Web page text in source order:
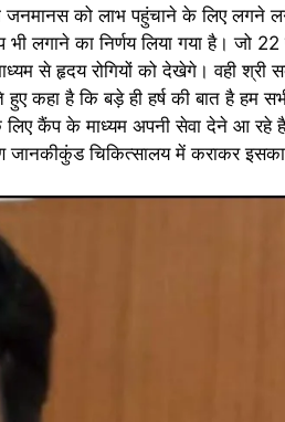
जनमानस को लाभ पहुंचाने के लिए लगने
लगाने का निर्णय लिया गया है। जो 22
से हृदय रोगियों को देखेगे। वही श्री
कहा है कि बड़े ही हर्ष की बात है हम
लिए कैंप के माध्यम अपनी सेवा देने आ रहे है
चिकित्सालय में कराकर इसका